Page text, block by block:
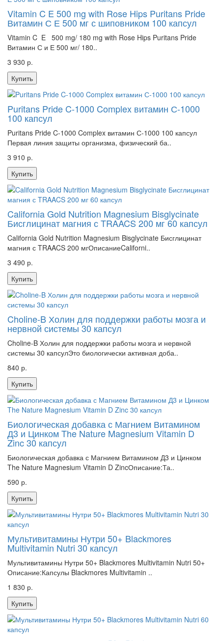
Vitamin C E 500 mg with Rose Hips Puritans Pride
Витамин С Е 500 мг с шиповником 100 капсул
Vitamin C E 500 mg/ 180 mg with Rose Hips Puritans Pride
Витамин С и Е 500 мг/ 180..
3 930 р.
Купить
Puritans Pride C-1000 Complex витамин С-1000
100 капсул
Puritans Pride C-1000 Complex витамин С-1000 100 капсул
Первая линия защиты организма, физический ба..
3 910 р.
Купить
California Gold Nutrition Magnesium Bisglycinate
Бисглицинат магния с TRAACS 200 мг 60 капсул
California Gold Nutrition Magnesium Bisglycinate Бисглицинат
магния с TRAACS 200 мгОписаниеCaliforni..
3 490 р.
Купить
Choline-B Холин для поддержки работы мозга и
нервной системы 30 капсул
Choline-B Холин для поддержки работы мозга и нервной
системы 30 капсулЭто биологически активная доба..
840 р.
Купить
Биологическая добавка с Магнием Витамином
Д3 и Цинком The Nature Magnesium Vitamin D
Zinc 30 капсул
Биологическая добавка с Магнием Витамином Д3 и Цинком
The Nature Magnesium Vitamin D ZincОписание:Та..
590 р.
Купить
Мультивитамины Нутри 50+ Blackmores
Multivitamin Nutri 30 капсул
Мультивитамины Нутри 50+ Blackmores Multivitamin Nutri 50+
Описание:Капсулы Blackmores Multivitamin ..
1 830 р.
Купить